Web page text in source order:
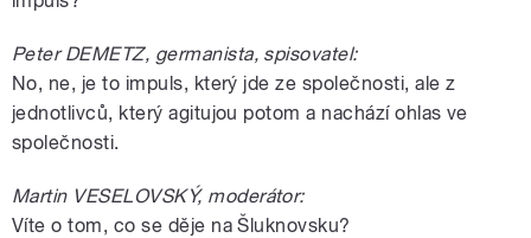
Peter DEMETZ, germanista, spisovatel:
No, ne, je to impuls, který jde ze společnosti, ale z
jednotlivců, který agitujou potom a nachází ohlas ve
společnosti.
Martin VESELOVSKÝ, moderátor:
Víte o tom, co se děje na Šluknovsku?